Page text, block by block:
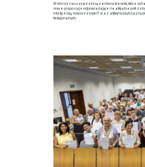
W ofercie naszej uczelni są zarówno kierunki, które od
nowe propozycje odpowiadające na aktualne potrzeby
inteligencją, nowoczesnym IT oraz aktywnością fizyczną
funkcjonalnych.